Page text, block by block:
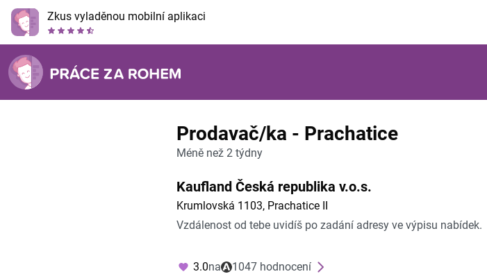
Zkus vyladěnou mobilní aplikaci
Prodavač/ka - Prachatice
Méně než 2 týdny
Kaufland Česká republika v.o.s.
Krumlovská 1103, Prachatice II
Vzdálenost od tebe uvidíš po zadání adresy ve výpisu nabídek.
3.0na 1047 hodnocení